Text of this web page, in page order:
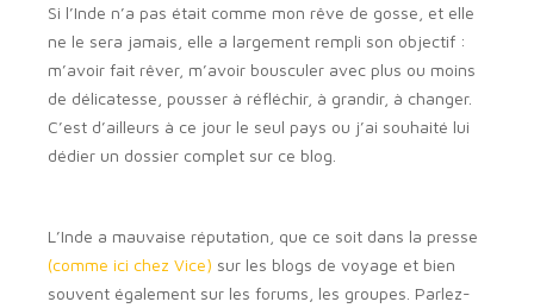
Si l’Inde n’a pas était comme mon rêve de gosse, et elle
ne le sera jamais, elle a largement rempli son objectif :
m’avoir fait rêver, m’avoir bousculer avec plus ou moins
de délicatesse, pousser à réfléchir, à grandir, à changer.
C’est d’ailleurs à ce jour le seul pays ou j’ai souhaité lui
dédier un dossier complet sur ce blog.
L’Inde a mauvaise réputation, que ce soit dans la presse
(comme ici chez Vice) sur les blogs de voyage et bien
souvent également sur les forums, les groupes. Parlez-